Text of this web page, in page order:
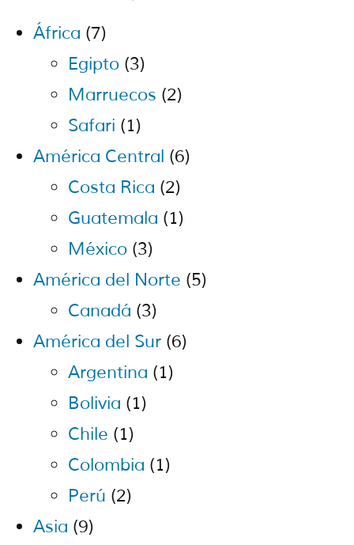
África (7)
Egipto (3)
Marruecos (2)
Safari (1)
América Central (6)
Costa Rica (2)
Guatemala (1)
México (3)
América del Norte (5)
Canadá (3)
América del Sur (6)
Argentina (1)
Bolivia (1)
Chile (1)
Colombia (1)
Perú (2)
Asia (9)